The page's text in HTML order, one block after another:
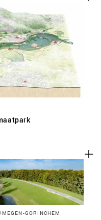
GORINCHEM
OP